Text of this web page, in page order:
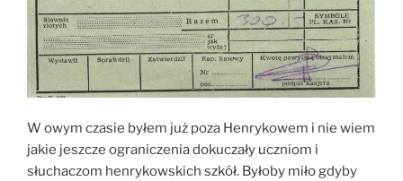
W owym czasie byłem już poza Henrykowem i nie wiem
jakie jeszcze ograniczenia dokuczały uczniom i
słuchaczom henrykowskich szkół. Byłoby miło gdyby